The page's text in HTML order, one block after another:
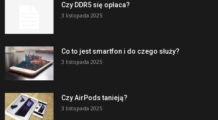
Czy DDR5 się opłaca?
3 listopada 2025
Co to jest smartfon i do czego służy?
3 listopada 2025
Czy AirPods tanieją?
3 listopada 2025